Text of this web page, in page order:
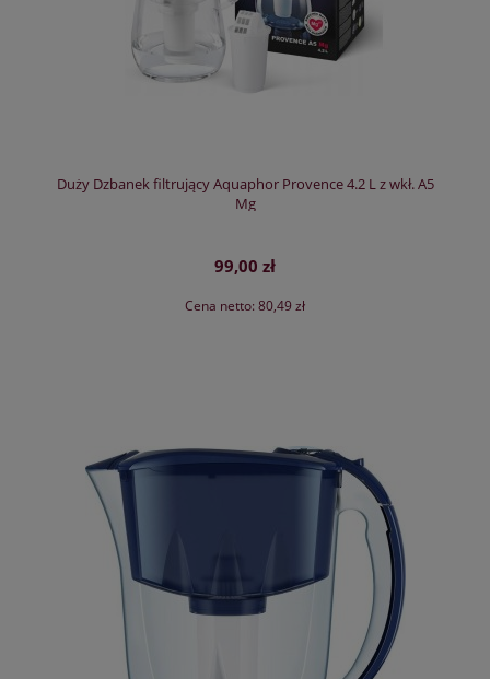
Duży Dzbanek filtrujący Aquaphor Provence 4.2 L z wkł. A5
Mg
99,00 zł
Cena netto: 80,49 zł